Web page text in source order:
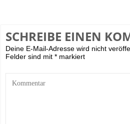
SCHREIBE EINEN
Deine E-Mail-Adresse wird nicht
Felder sind mit* markiert